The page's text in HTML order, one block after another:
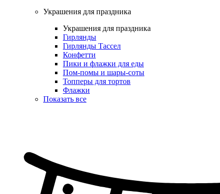
Украшения для праздника
Украшения для праздника
Гирлянды
Гирлянды Тассел
Конфетти
Пики и флажки для еды
Пом-помы и шары-соты
Топперы для тортов
Флажки
Показать все